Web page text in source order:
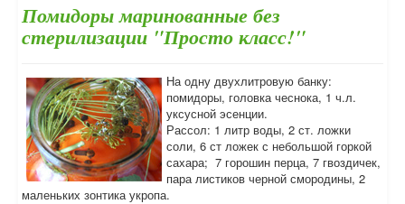
Помидоры маринованные без
стерилизации "Просто класс!"
На одну двухлитровую банку:
помидоры, головка чеснока, 1 ч.л.
уксусной эсенции.
Рассол: 1 литр воды, 2 ст. ложки
соли, 6 ст ложек с небольшой горкой
сахара; 7 горошин перца, 7 гвоздичек,
пара листиков черной смородины, 2
маленьких зонтика укропа.